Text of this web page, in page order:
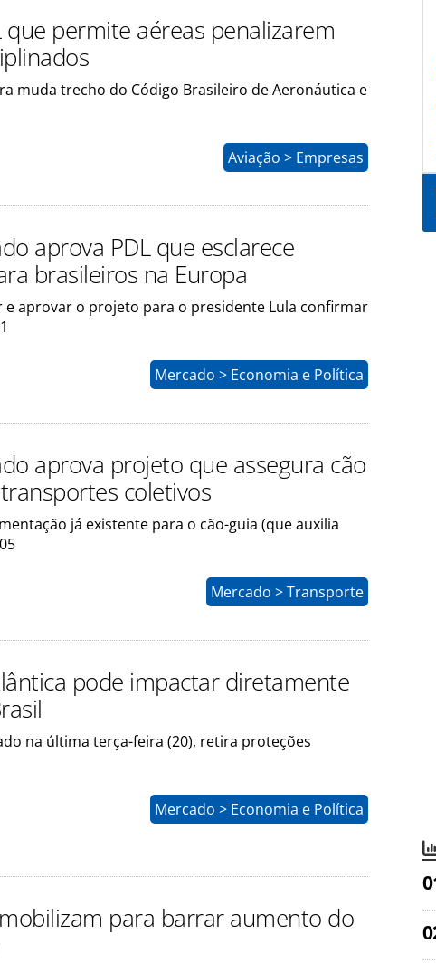
que permite aéreas penalizarem
muda trecho do Código Brasileiro de Aeronáutica e
Aviação > Empresas
aprova PDL que esclarece
brasileiros na Europa
e aprovar o projeto para o presidente Lula confirmar
Mercado > Economia e Política
aprova projeto que assegura cão
coletivos
já existente para o cão-guia (que auxilia
Mercado > Transporte
pode impactar diretamente
na última terça-feira (20), retira proteções
Mercado > Economia e Política
para barrar aumento do